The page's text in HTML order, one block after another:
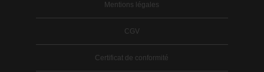
Mentions légales
CGV
Certificat de conformité